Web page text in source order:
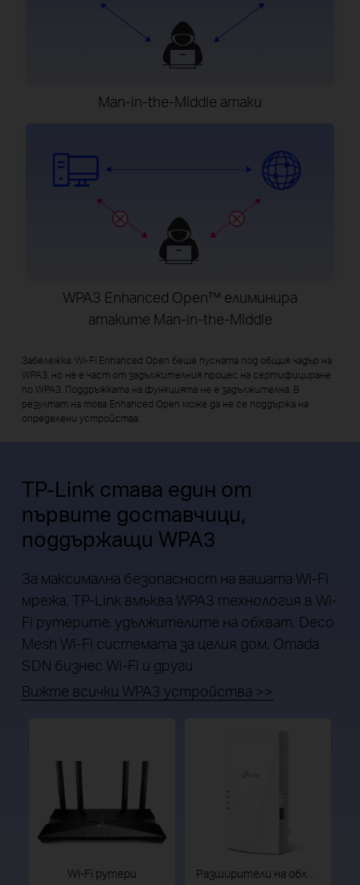
Man-in-the-Middle атаки
WPA3 Enhanced Open™ елиминира
атаките Man-in-the-Middle
Забележка: Wi-Fi Enhanced Open беше пусната под общия чадър на
WPA3, но не е част от задължителния процес на сертифициране
по WPA3. Поддръжката на функцията не е задължителна. В
резултат на това Enhanced Open може да не се поддържа на
определени устройства.
TP-Link става един от
първите доставчици,
поддържащи WPA3
За максимална безопасност на вашата Wi-Fi
мрежа, TP-Link вмъква WPA3 технология в Wi-
Fi рутерите, удължителите на обхват, Deco
Mesh Wi-Fi системата за целия дом, Omada
SDN бизнес Wi-Fi и други
Вижте всички WPA3 устройства >>
Wi-Fi рутери